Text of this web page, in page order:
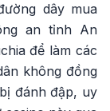
dây mua
an tỉnh An
để làm các
không đồng
đánh đập, uy